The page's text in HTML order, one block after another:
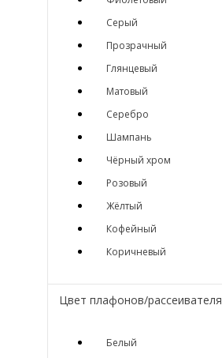
Серый
Прозрачный
Глянцевый
Матовый
Серебро
Шампань
Чёрный хром
Розовый
Жёлтый
Кофейный
Коричневый
Цвет плафонов/рассеивателя
Белый